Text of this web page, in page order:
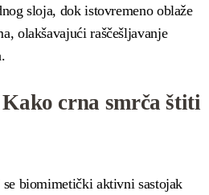
sloja, dok istovremeno oblaže
olakšavajući raščešljavanje
crna smrča štiti
biomimetički aktivni sastojak